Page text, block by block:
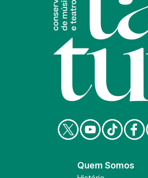
Quem Somos